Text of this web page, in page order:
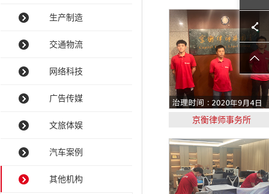
生产制造
交通物流
网络科技
广告传媒
文旅体娱
汽车案例
其他机构
京衡律师事务所